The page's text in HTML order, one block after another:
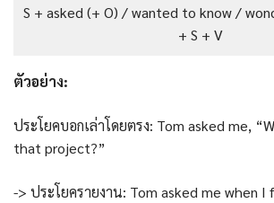
S + asked (+ O) / wanted to know /
+ S + V
ตัวอย่าง:
ประโยคบอกเล่าโดยตรง: Tom asked me,
that project?”
-> ประโยครายงาน: Tom asked me when I